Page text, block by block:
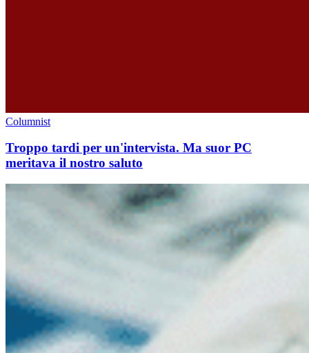
Columnist
Troppo tardi per un'intervista. Ma suor PC
meritava il nostro saluto